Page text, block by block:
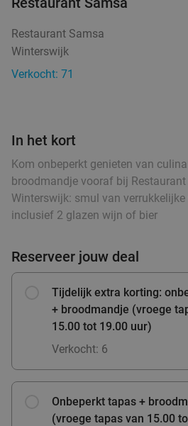
food
food
food
food
Warme drank + zoete
of 10-strippenkaart) bij
SPAR city Zutphen
Zutphen
Verkocht: 94
Warme drank + zoete snack
of 10-strippenkaart) bij
Morgen Ma Di Wo
SPAR City Enschede
Zutphen
Verkocht: 185
Restaurant Samsa
Winterswijk
Verkocht: 71
In het kort
Kom onbeperkt genieten van
broodmandje vooraf bij
Winterswijk: smul van verrukkelijke
inclusief 2 glazen wijn of bier
Reserveer jouw deal
Tijdelijk extra korting:
+ broodmandje (vroege
15.00 tot 19.00 uur)
Verkocht: 6
Onbeperkt tapas +
(vroege tapas van 15.00